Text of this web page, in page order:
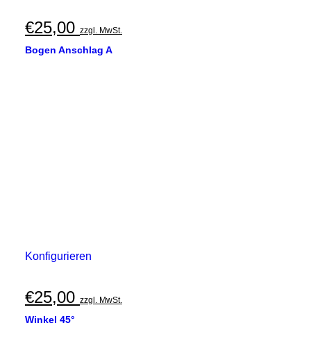
€25,00 zzgl. MwSt.
Bogen Anschlag A
Konfigurieren
€25,00 zzgl. MwSt.
Winkel 45°